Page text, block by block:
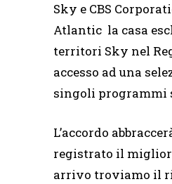
Sky e CBS
Atlantic la casa
territori Sky nel
accesso ad una
singoli programmi
L’accordo
registrato il miglior
arrivo troviamo il